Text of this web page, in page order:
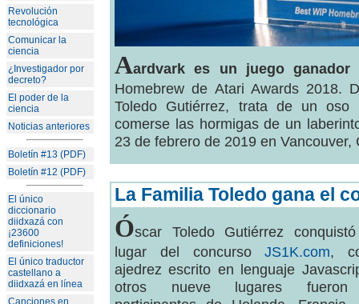
Revolución
tecnológica
Comunicar la
ciencia
¿Investigador por
decreto?
El poder de la
ciencia
Noticias anteriores
Boletín #13 (PDF)
Boletín #12 (PDF)
El único
diccionario
diidxazá con
¡23600
definiciones!
El único traductor
castellano a
diidxazá en línea
Aardvark es un juego ganador
Homebrew de Atari Awards 2018.
Toledo Gutiérrez, trata de un oso
comerse las hormigas de un
23 de febrero de 2019 en Vancouver,
La Familia Toledo gana el
Óscar Toledo Gutiérrez
lugar del concursoJS1K.com,
ajedrez escrito en lenguaje
otros nueve lugares fueron